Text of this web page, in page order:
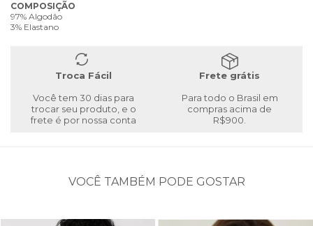
COMPOSIÇÃO
97% Algodão
3% Elastano
Troca Fácil
Você tem 30 dias para
trocar seu produto, e o
frete é por nossa conta
Frete grátis
Para todo o Brasil em
compras acima de
R$900.
VOCÊ TAMBÉM PODE GOSTAR